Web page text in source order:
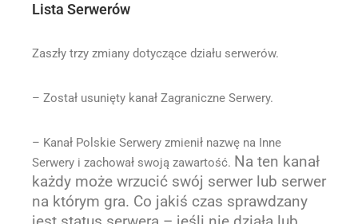
Lista Serwerów
Zaszły trzy zmiany dotyczące działu serwerów.
– Został usunięty kanał Zagraniczne Serwery.
– Kanał Polskie Serwery zmienił nazwę na Inne
Serwery i zachował swoją zawartość. Na ten kanał
każdy może wrzucić swój serwer lub serwer
na którym gra. Co jakiś czas sprawdzany